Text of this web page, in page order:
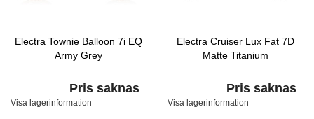
Electra Townie Balloon 7i EQ
Army Grey
Pris saknas
Visa lagerinformation
Electra Cruiser Lux Fat 7D
Matte Titanium
Pris saknas
Visa lagerinformation